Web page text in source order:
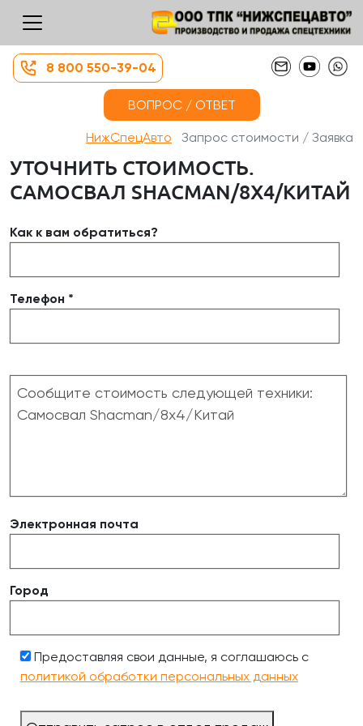
8 800 550-39-04
ВОПРОС / ОТВЕТ
НижСпецАвто Запрос стоимости / Заявка
УТОЧНИТЬ СТОИМОСТЬ.
САМОСВАЛ SHACMAN/8Х4/КИТАЙ
Как к вам обратиться?
Телефон *
Электронная почта
Город
Предоставляя свои данные, я соглашаюсь с
политикой обработки персональных данных